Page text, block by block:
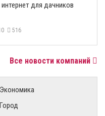
для дачников
516
Все новости компаний
Экономика
Город